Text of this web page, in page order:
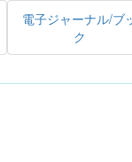
電子ジャーナル/ブ
ク